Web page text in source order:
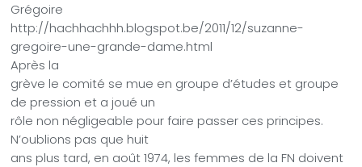
Grégoire
http://hachhachhh.blogspot.be/2011/12/suzanne-
gregoire-une-grande-dame.html
Après la
grève le comité se mue en groupe d’études et groupe
de pression et a joué un
rôle non négligeable pour faire passer ces principes.
N’oublions pas que huit
ans plus tard, en août 1974, les femmes de la FN doivent